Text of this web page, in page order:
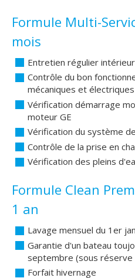
Formule Multi-
mois
Entretien régulier
Contrôle du bon
mécaniques et électriques
Vérification démarrage
moteur GE
Vérification du système
Contrôle de la prise en
Vérification des pleins
Formule Clean
1 an
Lavage mensuel du 1er
Garantie d'un bateau
septembre (sous
Forfait hivernage